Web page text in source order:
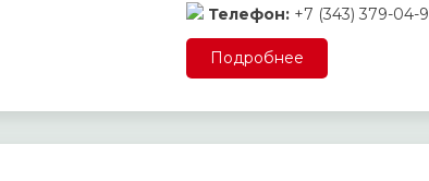
Телефон: +7 (343) 379-04-
Подробнее